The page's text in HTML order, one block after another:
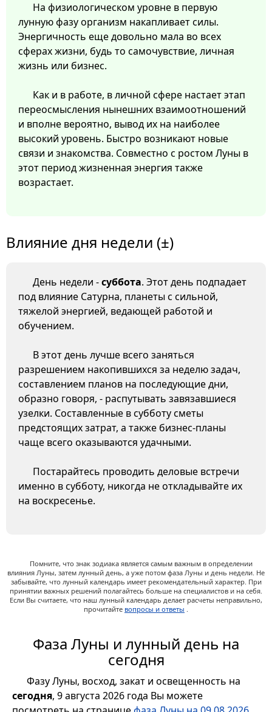
На физиологическом уровне в первую
лунную фазу организм накапливает силы.
Энергичность еще довольно мала во всех
сферах жизни, будь то самочувствие, личная
жизнь или бизнес.
Как и в работе, в личной сфере настает этап
переосмысления нынешних взаимоотношений
и вполне вероятно, вывод их на наиболее
высокий уровень. Быстро возникают новые
связи и знакомства. Совместно с ростом Луны в
этот период жизненная энергия также
возрастает.
Влияние дня недели (±)
День недели -суббота. Этот день подпадает
под влияние Сатурна, планеты с сильной,
тяжелой энергией, ведающей работой и
обучением.
В этот день лучше всего заняться
разрешением накопившихся за неделю задач,
составлением планов на последующие дни,
образно говоря, - распутывать завязавшиеся
узелки. Составленные в субботу сметы
предстоящих затрат, а также бизнес-планы
чаще всего оказываются удачными.
Постарайтесь проводить деловые встречи
именно в субботу, никогда не откладывайте их
на воскресенье.
Помните, что знак зодиака является самым важным в определении
влияния Луны, затем лунный день, а уже потом фаза Луны и день недели. Не
забывайте, что лунный календарь имеет рекомендательный характер. При
принятии важных решений полагайтесь больше на специалистов и на себя.
Если Вы считаете, что наш лунный календарь делает расчеты неправильно,
прочитайте вопросы и ответы .
Фаза Луны и лунный день на
сегодня
Фазу Луны, восход, закат и освещенность на
сегодня, 9 августа 2026 года Вы можете